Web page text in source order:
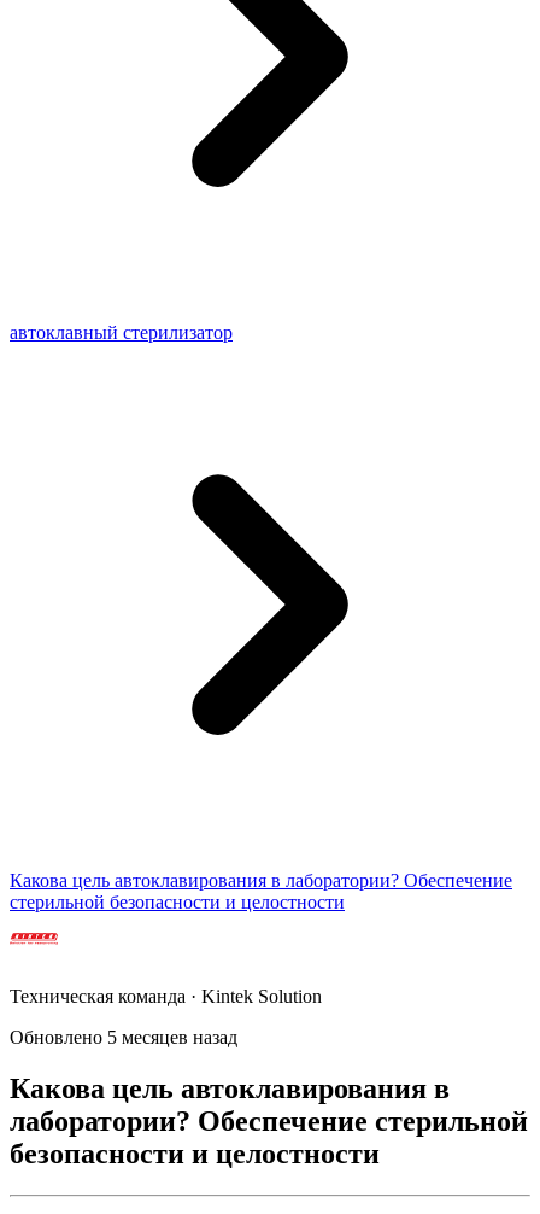
автоклавный стерилизатор
Какова цель автоклавирования в лаборатории? Обеспечение
стерильной безопасности и целостности
Техническая команда · Kintek Solution
Обновлено 5 месяцев назад
Какова цель автоклавирования в
лаборатории? Обеспечение стерильной
безопасности и целостности